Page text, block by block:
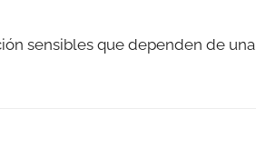
sensibles que dependen de una